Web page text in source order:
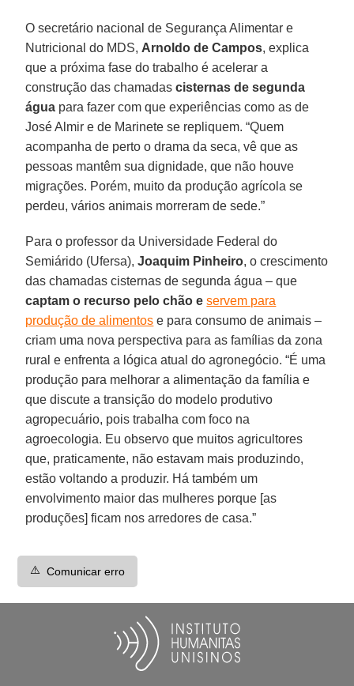
O secretário nacional de Segurança Alimentar e
Nutricional do MDS, Arnoldo de Campos, explica
que a próxima fase do trabalho é acelerar a
construção das chamadascisternas de segunda
água para fazer com que experiências como as de
José Almir e de Marinete se repliquem. “Quem
acompanha de perto o drama da seca, vê que as
pessoas mantêm sua dignidade, que não houve
migrações. Porém, muito da produção agrícola se
perdeu, vários animais morreram de sede.”
Para o professor da Universidade Federal do
Semiárido (Ufersa),Joaquim Pinheiro, o crescimento
das chamadas cisternas de segunda água – que
captam o recurso pelo chão eservem para
produção de alimentos e para consumo de animais –
criam uma nova perspectiva para as famílias da zona
rural e enfrenta a lógica atual do agronegócio. “É uma
produção para melhorar a alimentação da família e
que discute a transição do modelo produtivo
agropecuário, pois trabalha com foco na
agroecologia. Eu observo que muitos agricultores
que, praticamente, não estavam mais produzindo,
estão voltando a produzir. Há também um
envolvimento maior das mulheres porque [as
produções] ficam nos arredores de casa.”
⚠️ Comunicar erro